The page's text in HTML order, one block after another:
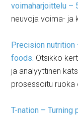
voimaharjoittelu –
neuvoja voima- ja
Precision
foods. Otsikko
ja analyyttinen
prosessoitu ruoka
T-nation – Turning